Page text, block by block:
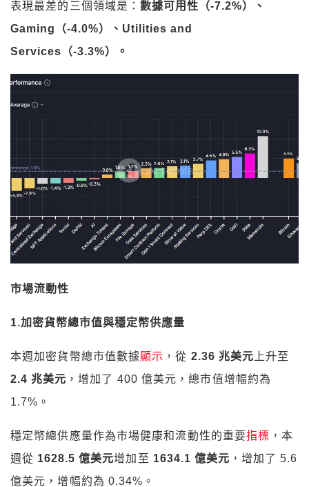
1.加密貨幣總市值與穩定幣供應量
本週加密貨幣總市值數據顯示，從2.36 兆美元上升至
2.4 兆美元
，增加了 400 億美元，總市值增幅約為
1.7%。
週從1628.5 億美元增加至1634.1 億美元
2.交易所內潛在購買力減少